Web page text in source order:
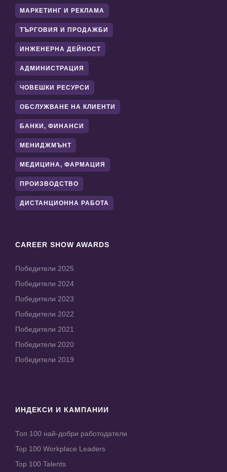
МАРКЕТИНГ И РЕКЛАМА
ТЪРГОВИЯ И ПРОДАЖБИ
ИНЖЕНЕРНА ДЕЙНОСТ
АДМИНИСТРАЦИЯ
ЧОВЕШКИ РЕСУРСИ
ОБСЛУЖВАНЕ НА КЛИЕНТИ
БАНКИ, ФИНАНСИ
МЕНИДЖМЪНТ
МЕДИЦИНА, ФАРМАЦИЯ
ПРОИЗВОДСТВО
ДИСТАНЦИОННА РАБОТА
CAREER SHOW AWARDS
Победители 2025
Победители 2024
Победители 2023
Победители 2022
Победители 2021
Победители 2020
Победители 2019
ИНДЕКСИ И КАМПАНИИ
Топ 100 най-добри работодатели
Top 100 Workplace Leaders
Top 100 Talents